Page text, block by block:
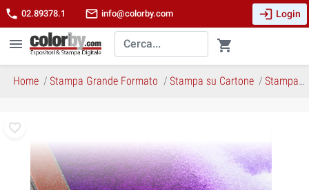
phone 02.89378.1 mail_outline info@colorby.com login Login
menu shopping_cart
Home Stampa Grande Formato Stampa su Cartone Stampa Cartone Ondulato